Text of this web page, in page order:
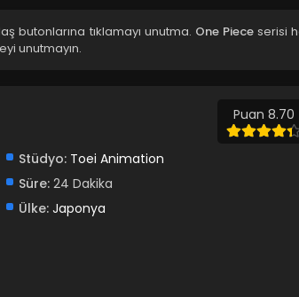
butonlarına tıklamayı unutma. One Pieceserisi
unutmayın.
Puan 8.70
Stüdyo: Toei Animation
Süre:24 Dakika
Ülke: Japonya